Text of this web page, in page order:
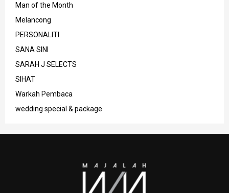
Man of the Month
Melancong
PERSONALITI
SANA SINI
SARAH J SELECTS
SIHAT
Warkah Pembaca
wedding special & package